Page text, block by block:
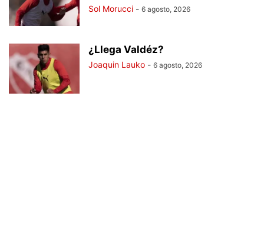
Sol Morucci - 6 agosto, 2026
¿Llega Valdéz?
Joaquin Lauko - 6 agosto, 2026